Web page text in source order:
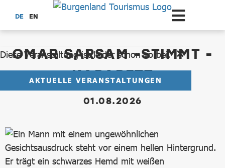
Zum Hauptinhalt springen
DE EN
Diese Veranstaltung ist leider schon vorbei.
AKTUELLE VERANSTALTUNGEN
OMAR SARSAM -STIMMT -
KABARETT
01.08.2026